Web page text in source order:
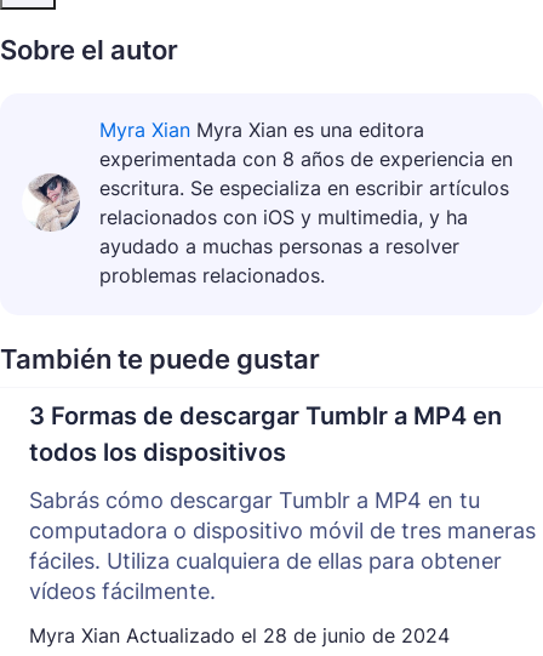
Sobre el autor
Myra Xian Myra Xian es una editora
experimentada con 8 años de experiencia en
escritura. Se especializa en escribir artículos
relacionados con iOS y multimedia, y ha
ayudado a muchas personas a resolver
problemas relacionados.
También te puede gustar
3 Formas de descargar Tumblr a MP4 en
todos los dispositivos
Sabrás cómo descargar Tumblr a MP4 en tu
computadora o dispositivo móvil de tres maneras
fáciles. Utiliza cualquiera de ellas para obtener
vídeos fácilmente.
Myra Xian Actualizado el 28 de junio de 2024